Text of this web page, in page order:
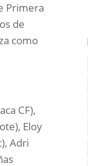
Primera
de
como
CF),
Eloy
Adri